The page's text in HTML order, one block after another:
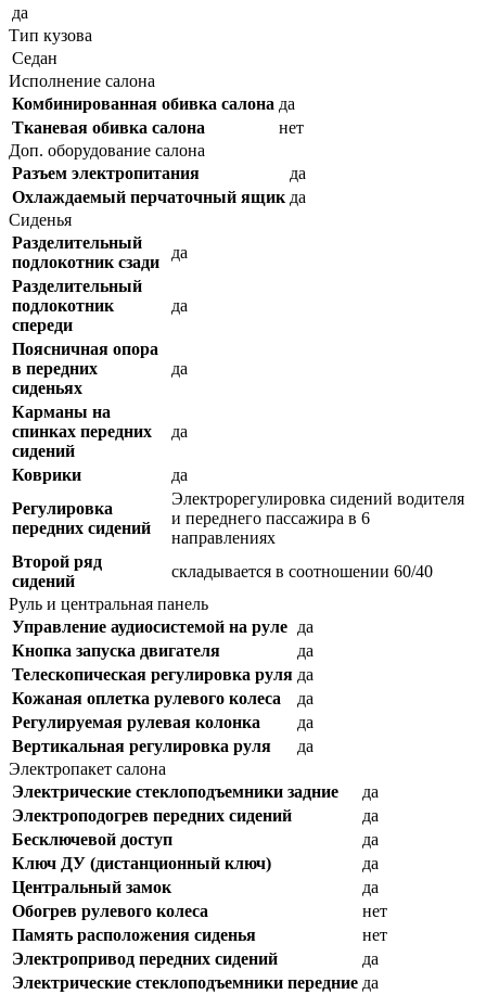
да
Тип кузова
Седан
Исполнение салона
Комбинированная обивка салона да
Тканевая обивка салона
нет
Доп. оборудование салона
Разъем электропитания
да
Охлаждаемый перчаточный ящик да
Сиденья
Разделительный
подлокотник сзади
да
Разделительный
подлокотник
спереди
да
Поясничная опора
в передних
сиденьях
да
Карманы на
спинках передних
сидений
да
Коврики
да
Регулировка
передних сидений
Электрорегулировка сидений водителя
и переднего пассажира в 6
направлениях
Второй ряд
сидений
складывается в соотношении 60/40
Руль и центральная панель
Управление аудиосистемой на руле да
Кнопка запуска двигателя
да
Телескопическая регулировка руля да
Кожаная оплетка рулевого колеса
да
Регулируемая рулевая колонка
да
Вертикальная регулировка руля
да
Электропакет салона
Электрические стеклоподъемники задние
да
Электроподогрев передних сидений
да
Бесключевой доступ
да
Ключ ДУ (дистанционный ключ)
да
Центральный замок
да
Обогрев рулевого колеса
нет
Память расположения сиденья
нет
Электропривод передних сидений
да
Электрические стеклоподъемники передние да